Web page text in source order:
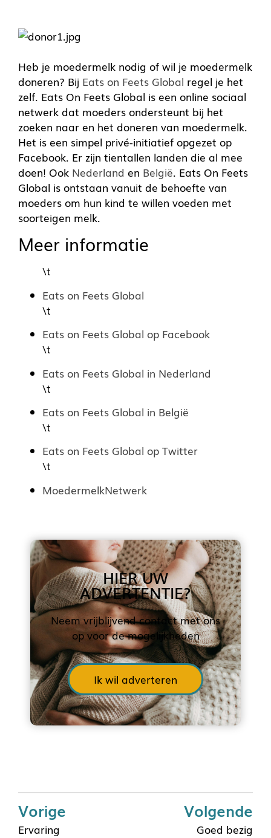
Heb je moedermelk nodig of wil je moedermelk
doneren? Bij Eats on Feets Global regel je het
zelf. Eats On Feets Global is een online sociaal
netwerk dat moeders ondersteunt bij het
zoeken naar en het doneren van moedermelk.
Het is een simpel privé-initiatief opgezet op
Facebook. Er zijn tientallen landen die al mee
doen! Ook Nederland en België. Eats On Feets
Global is ontstaan vanuit de behoefte van
moeders om hun kind te willen voeden met
soorteigen melk.
Meer informatie
\t
Eats on Feets Global
\t
Eats on Feets Global op Facebook
\t
Eats on Feets Global in Nederland
\t
Eats on Feets Global in België
\t
Eats on Feets Global op Twitter
\t
MoedermelkNetwerk
HIER UW
ADVERTENTIE?
Neem vrijblijvend contact met ons
op voor de mogelijkheden
Ik wil adverteren
Vorige
Ervaring
Volgende
Goed bezig